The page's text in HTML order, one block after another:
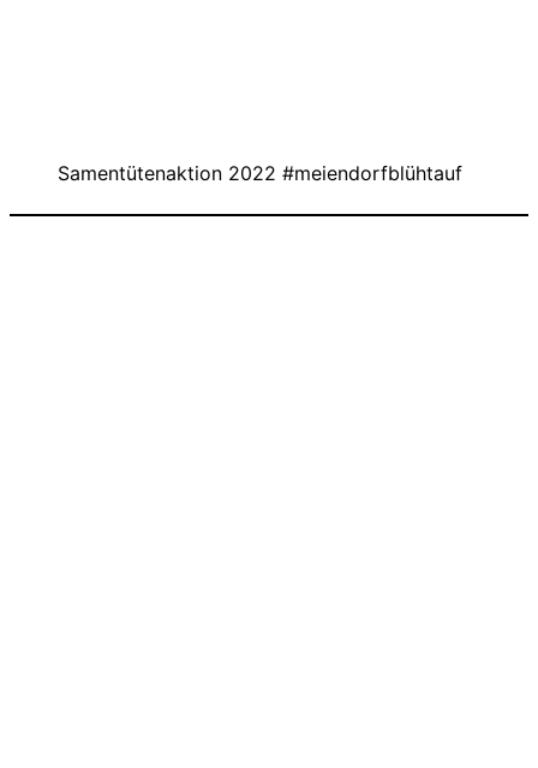
Samentütenaktion 2022 #meiendorfblühtauf